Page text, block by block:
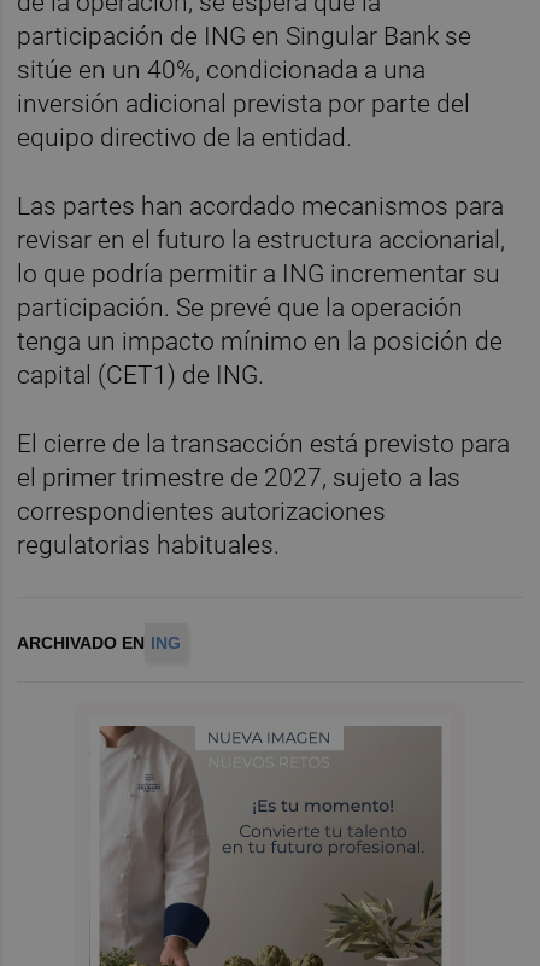
participación de ING en Singular Bank se
sitúe en un 40%, condicionada a una
inversión adicional prevista por parte del
equipo directivo de la entidad.
Las partes han acordado mecanismos para
revisar en el futuro la estructura accionarial,
lo que podría permitir a ING incrementar su
participación. Se prevé que la operación
tenga un impacto mínimo en la posición de
capital (CET1) de ING.
El cierre de la transacción está previsto para
el primer trimestre de 2027, sujeto a las
correspondientes autorizaciones
regulatorias habituales.
ARCHIVADO EN ING